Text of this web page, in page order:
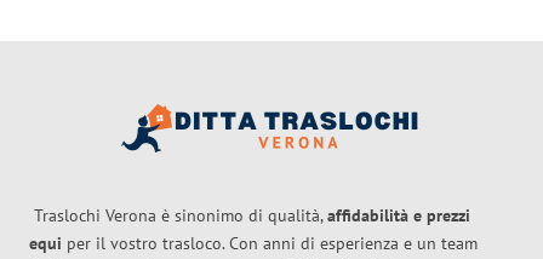
Traslochi Verona è sinonimo di qualità,affidabilità e prezzi
equi per il vostro trasloco. Con anni di esperienza e un team